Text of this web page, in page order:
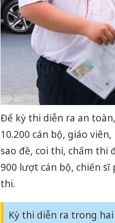
Để kỳ thi diễn ra an
10.200 cán bộ, giáo
sao đề, coi thi, chấm thi
900 lượt cán bộ, chiến
thi.
Kỳ thi diễn ra trong